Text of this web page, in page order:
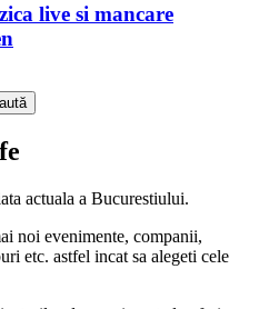
live si mancare
actuala a Bucurestiului.
noi evenimente, companii,
etc. astfel incat sa alegeti cele